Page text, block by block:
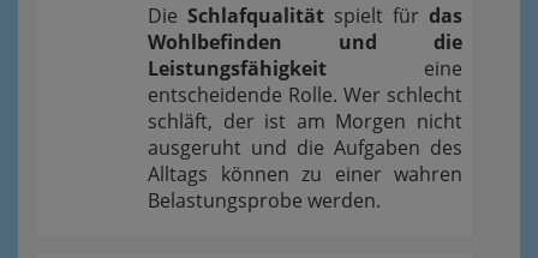
Die Schlafqualität spielt für das
Wohlbefinden und die
Leistungsfähigkeit eine
entscheidende Rolle. Wer schlecht
schläft, der ist am Morgen nicht
ausgeruht und die Aufgaben des
Alltags können zu einer wahren
Belastungsprobe werden.